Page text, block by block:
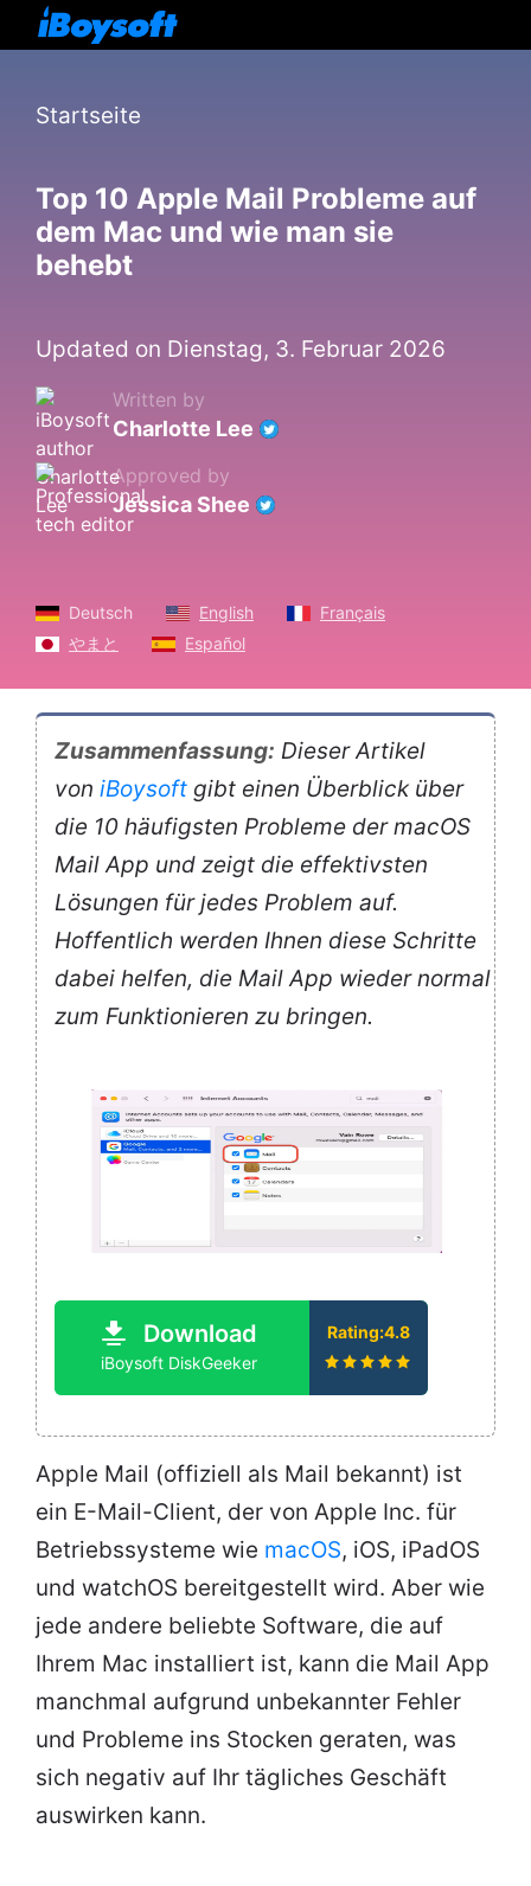
Startseite
Top 10 Apple Mail Probleme auf
dem Mac und wie man sie
behebt
Updated on Dienstag, 3. Februar 2026
Written by
Charlotte Lee
Approved by
Jessica Shee
Deutsch English
Français
やまと
Español
Zusammenfassung: Dieser Artikel
von iBoysoft gibt einen Überblick über
die 10 häufigsten Probleme der macOS
Mail App und zeigt die effektivsten
Lösungen für jedes Problem auf.
Hoffentlich werden Ihnen diese Schritte
dabei helfen, die Mail App wieder normal
zum Funktionieren zu bringen.
Download
iBoysoft DiskGeeker
Rating:4.8
Apple Mail (offiziell als Mail bekannt) ist
ein E-Mail-Client, der von Apple Inc. für
Betriebssysteme wie macOS, iOS, iPadOS
und watchOS bereitgestellt wird. Aber wie
jede andere beliebte Software, die auf
Ihrem Mac installiert ist, kann die Mail App
manchmal aufgrund unbekannter Fehler
und Probleme ins Stocken geraten, was
sich negativ auf Ihr tägliches Geschäft
auswirken kann.